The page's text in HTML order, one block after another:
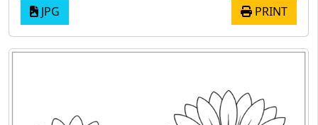
JPG PRINT